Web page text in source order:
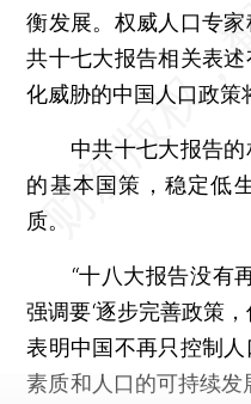
衡发展。权威人口专
共十七大报告相关表
化威胁的中国人口政策
中共十七大报告的
的基本国策，稳定低
质。
“十八大报告没有再
强调要‘逐步完善政策
表明中国不再只控制
素质和人口的可持续发